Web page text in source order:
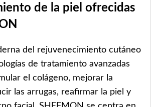
de la piel ofrecidas
del rejuvenecimiento cutáneo
de tratamiento avanzadas
el colágeno, mejorar la
las arrugas, reafirmar la piel y